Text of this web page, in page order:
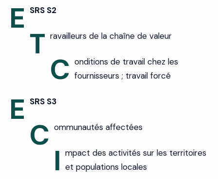
E SRS S2
T ravailleurs de la chaîne de valeur
C onditions de travail chez les
fournisseurs ; travail forcé
E SRS S3
C ommunautés affectées
I mpact des activités sur les territoires
et populations locales